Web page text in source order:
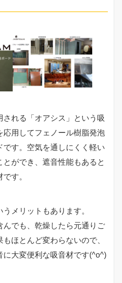
される「オアシス」という吸
応用してフェノール樹脂発泡
す。空気を通しにくく軽い
ができ、遮音性能もあると
す。
メリットもあります。
んでも、乾燥したら元通りご
ほとんど変わらないので、
に大変便利な吸音材です(^o^)